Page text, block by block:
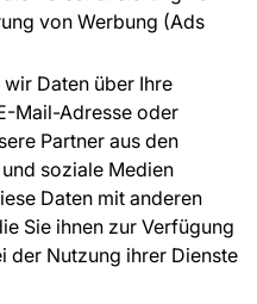
von Werbung (Ads
Daten über Ihre
Mail-Adresse oder
Partner aus den
soziale Medien
Daten mit anderen
Sie ihnen zur Verfügung
der Nutzung ihrer Dienste
One roll, one motif 2,
m